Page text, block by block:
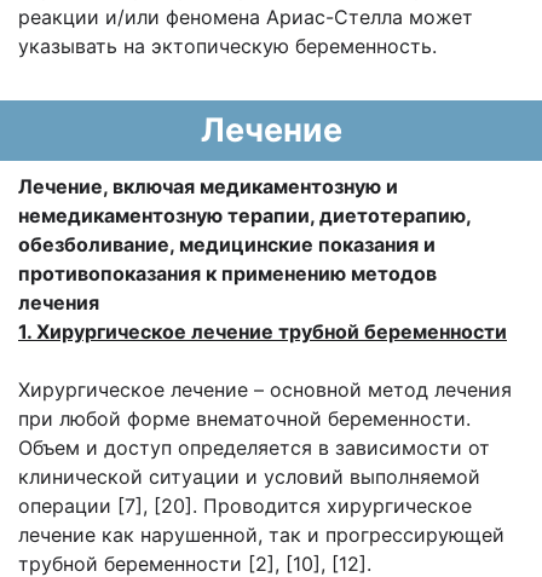
реакции и/или феномена Ариас-Стелла может
указывать на эктопическую беременность.
Лечение
Лечение, включая медикаментозную и
немедикаментозную терапии, диетотерапию,
обезболивание, медицинские показания и
противопоказания к применению методов
лечения
1. Хирургическое лечение трубной беременности
Хирургическое лечение – основной метод лечения
при любой форме внематочной беременности.
Объем и доступ определяется в зависимости от
клинической ситуации и условий выполняемой
операции [7], [20]. Проводится хирургическое
лечение как нарушенной, так и прогрессирующей
трубной беременности [2], [10], [12].